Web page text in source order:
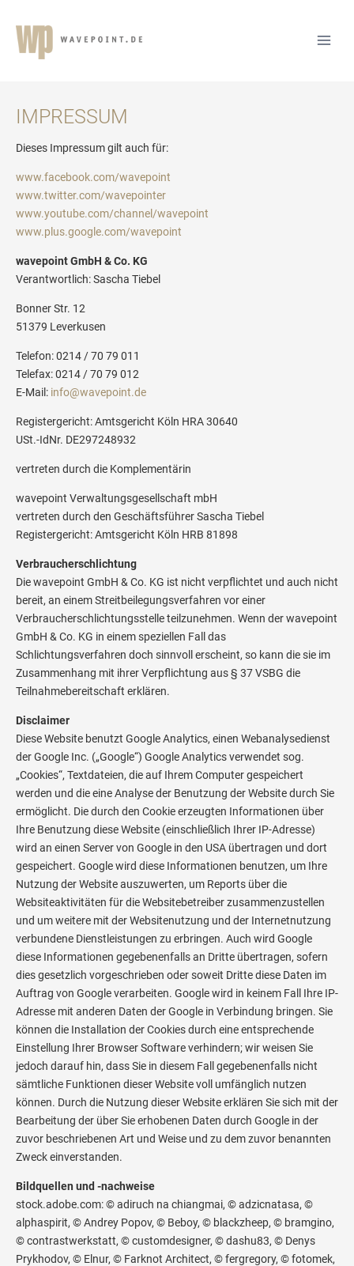
IMPRESSUM
Dieses Impressum gilt auch für:
www.facebook.com/wavepoint
www.twitter.com/wavepointer
www.youtube.com/channel/wavepoint
www.plus.google.com/wavepoint
wavepoint GmbH & Co. KG
Verantwortlich: Sascha Tiebel
Bonner Str. 12
51379 Leverkusen
Telefon: 0214 / 70 79 011
Telefax: 0214 / 70 79 012
E-Mail: info@wavepoint.de
Registergericht: Amtsgericht Köln HRA 30640
USt.-IdNr. DE297248932
vertreten durch die Komplementärin
wavepoint Verwaltungsgesellschaft mbH
vertreten durch den Geschäftsführer Sascha Tiebel
Registergericht: Amtsgericht Köln HRB 81898
Verbraucherschlichtung
Die wavepoint GmbH & Co. KG ist nicht verpflichtet und auch nicht
bereit, an einem Streitbeilegungsverfahren vor einer
Verbraucherschlichtungsstelle teilzunehmen. Wenn der wavepoint
GmbH & Co. KG in einem speziellen Fall das
Schlichtungsverfahren doch sinnvoll erscheint, so kann die sie im
Zusammenhang mit ihrer Verpflichtung aus § 37 VSBG die
Teilnahmebereitschaft erklären.
Disclaimer
Diese Website benutzt Google Analytics, einen Webanalysedienst
der Google Inc. („Google“) Google Analytics verwendet sog.
„Cookies“, Textdateien, die auf Ihrem Computer gespeichert
werden und die eine Analyse der Benutzung der Website durch Sie
ermöglicht. Die durch den Cookie erzeugten Informationen über
Ihre Benutzung diese Website (einschließlich Ihrer IP-Adresse)
wird an einen Server von Google in den USA übertragen und dort
gespeichert. Google wird diese Informationen benutzen, um Ihre
Nutzung der Website auszuwerten, um Reports über die
Websiteaktivitäten für die Websitebetreiber zusammenzustellen
und um weitere mit der Websitenutzung und der Internetnutzung
verbundene Dienstleistungen zu erbringen. Auch wird Google
diese Informationen gegebenenfalls an Dritte übertragen, sofern
dies gesetzlich vorgeschrieben oder soweit Dritte diese Daten im
Auftrag von Google verarbeiten. Google wird in keinem Fall Ihre IP-
Adresse mit anderen Daten der Google in Verbindung bringen. Sie
können die Installation der Cookies durch eine entsprechende
Einstellung Ihrer Browser Software verhindern; wir weisen Sie
jedoch darauf hin, dass Sie in diesem Fall gegebenenfalls nicht
sämtliche Funktionen dieser Website voll umfänglich nutzen
können. Durch die Nutzung dieser Website erklären Sie sich mit der
Bearbeitung der über Sie erhobenen Daten durch Google in der
zuvor beschriebenen Art und Weise und zu dem zuvor benannten
Zweck einverstanden.
Bildquellen und -nachweise
stock.adobe.com: © adiruch na chiangmai, © adzicnatasa, ©
alphaspirit, © Andrey Popov, © Beboy, © blackzheep, © bramgino,
© contrastwerkstatt, © customdesigner, © dashu83, © Denys
Prykhodov, © Elnur, © Farknot Architect, © fergregory, © fotomek,